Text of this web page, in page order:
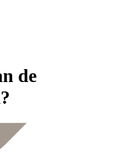
de